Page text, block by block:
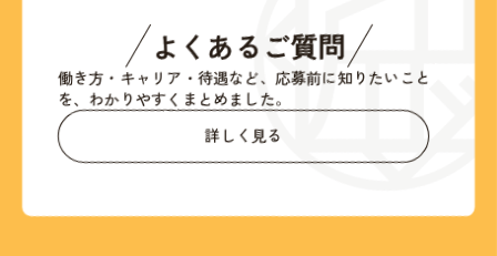
よくあるご質問
働き方・キャリア・待遇など、応募前に知りたいこと
を、 わかりやすくまとめました。
詳しく見る